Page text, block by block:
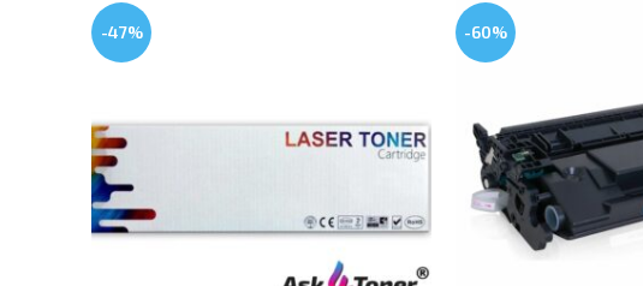
-47% -60%